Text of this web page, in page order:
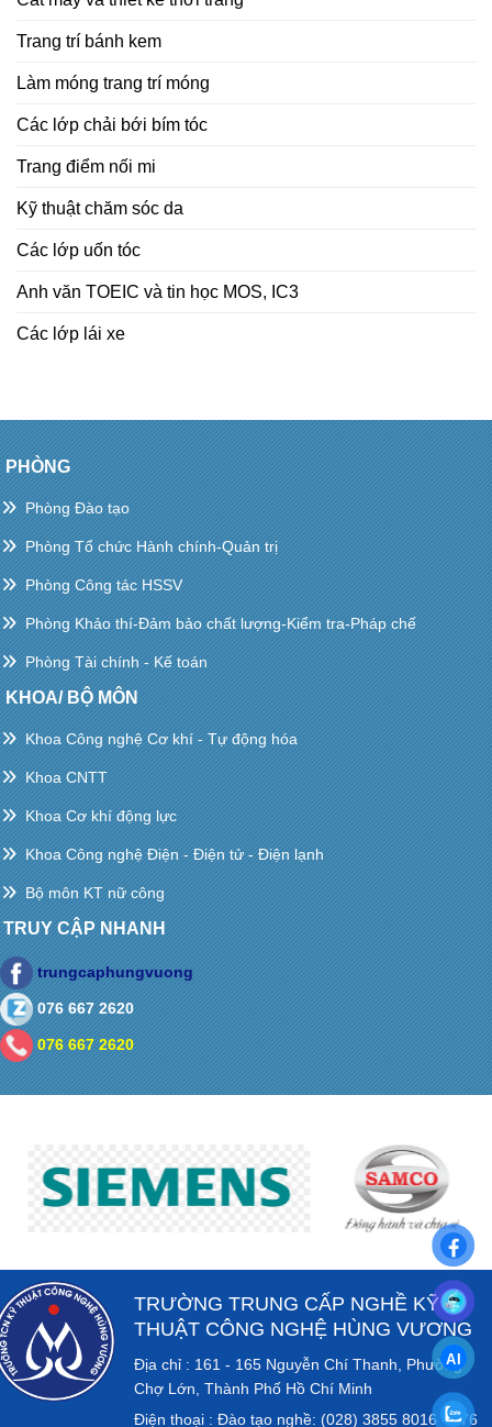
Trang trí bánh kem
Làm móng trang trí móng
Các lớp chải bới bím tóc
Trang điểm nối mi
Kỹ thuật chăm sóc da
Các lớp uốn tóc
Anh văn TOEIC và tin học MOS, IC3
Các lớp lái xe
PHÒNG
Phòng Đào tạo
Phòng Tổ chức Hành chính-Quản trị
Phòng Công tác HSSV
Phòng Khảo thí-Đảm bảo chất lượng-Kiểm tra-Pháp chế
Phòng Tài chính - Kế toán
KHOA/ BỘ MÔN
Khoa Công nghệ Cơ khí - Tự động hóa
Khoa CNTT
Khoa Cơ khí động lực
Khoa Công nghệ Điện - Điện tử - Điện lạnh
Bộ môn KT nữ công
TRUY CẬP NHANH
trungcaphungvuong
076 667 2620
076 667 2620
TRƯỜNG TRUNG CẤP NGHỀ KỸ
THUẬT CÔNG NGHỆ HÙNG VƯƠNG
Địa chỉ : 161 - 165 Nguyễn Chí Thanh, Phường
Chợ Lớn, Thành Phố Hồ Chí Minh
Điện thoại : Đào tạo nghề: (028) 3855 8016 - 076